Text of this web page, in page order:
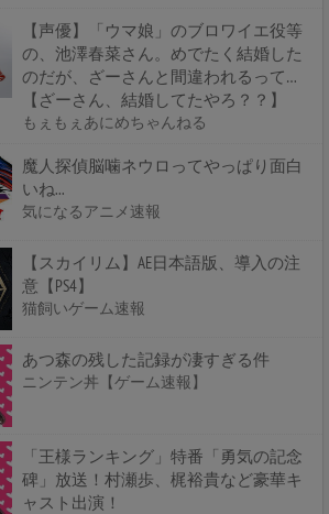
【声優】「ウマ娘」のブロワイエ役等
の、池澤春菜さん。めでたく結婚した
のだが、ざーさんと間違われるって…
【ざーさん、結婚してたやろ？？】
もぇもぇあにめちゃんねる
魔人探偵脳噛ネウロってやっぱり面白
いね...
気になるアニメ速報
【スカイリム】AE日本語版、導入の注
意【PS4】
猫飼いゲーム速報
あつ森の残した記録が凄すぎる件
ニンテン丼【ゲーム速報】
「王様ランキング」特番「勇気の記念
碑」放送！村瀬歩、梶裕貴など豪華キ
ャスト出演！